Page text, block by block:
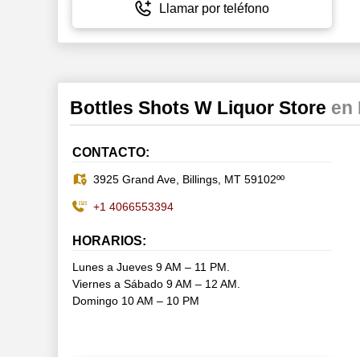
Llamar por teléfono
Bottles Shots W Liquor Store en
CONTACTO:
3925 Grand Ave, Billings, MT 59102ºº
+1 4066553394
HORARIOS:
Lunes a Jueves 9 AM – 11 PM.
Viernes a Sábado 9 AM – 12 AM.
Domingo 10 AM – 10 PM